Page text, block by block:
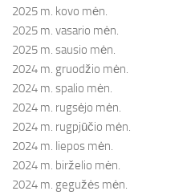
2025 m. kovo mėn.
2025 m. vasario mėn.
2025 m. sausio mėn.
2024 m. gruodžio mėn.
2024 m. spalio mėn.
2024 m. rugsėjo mėn.
2024 m. rugpjūčio mėn.
2024 m. liepos mėn.
2024 m. birželio mėn.
2024 m. gegužės mėn.